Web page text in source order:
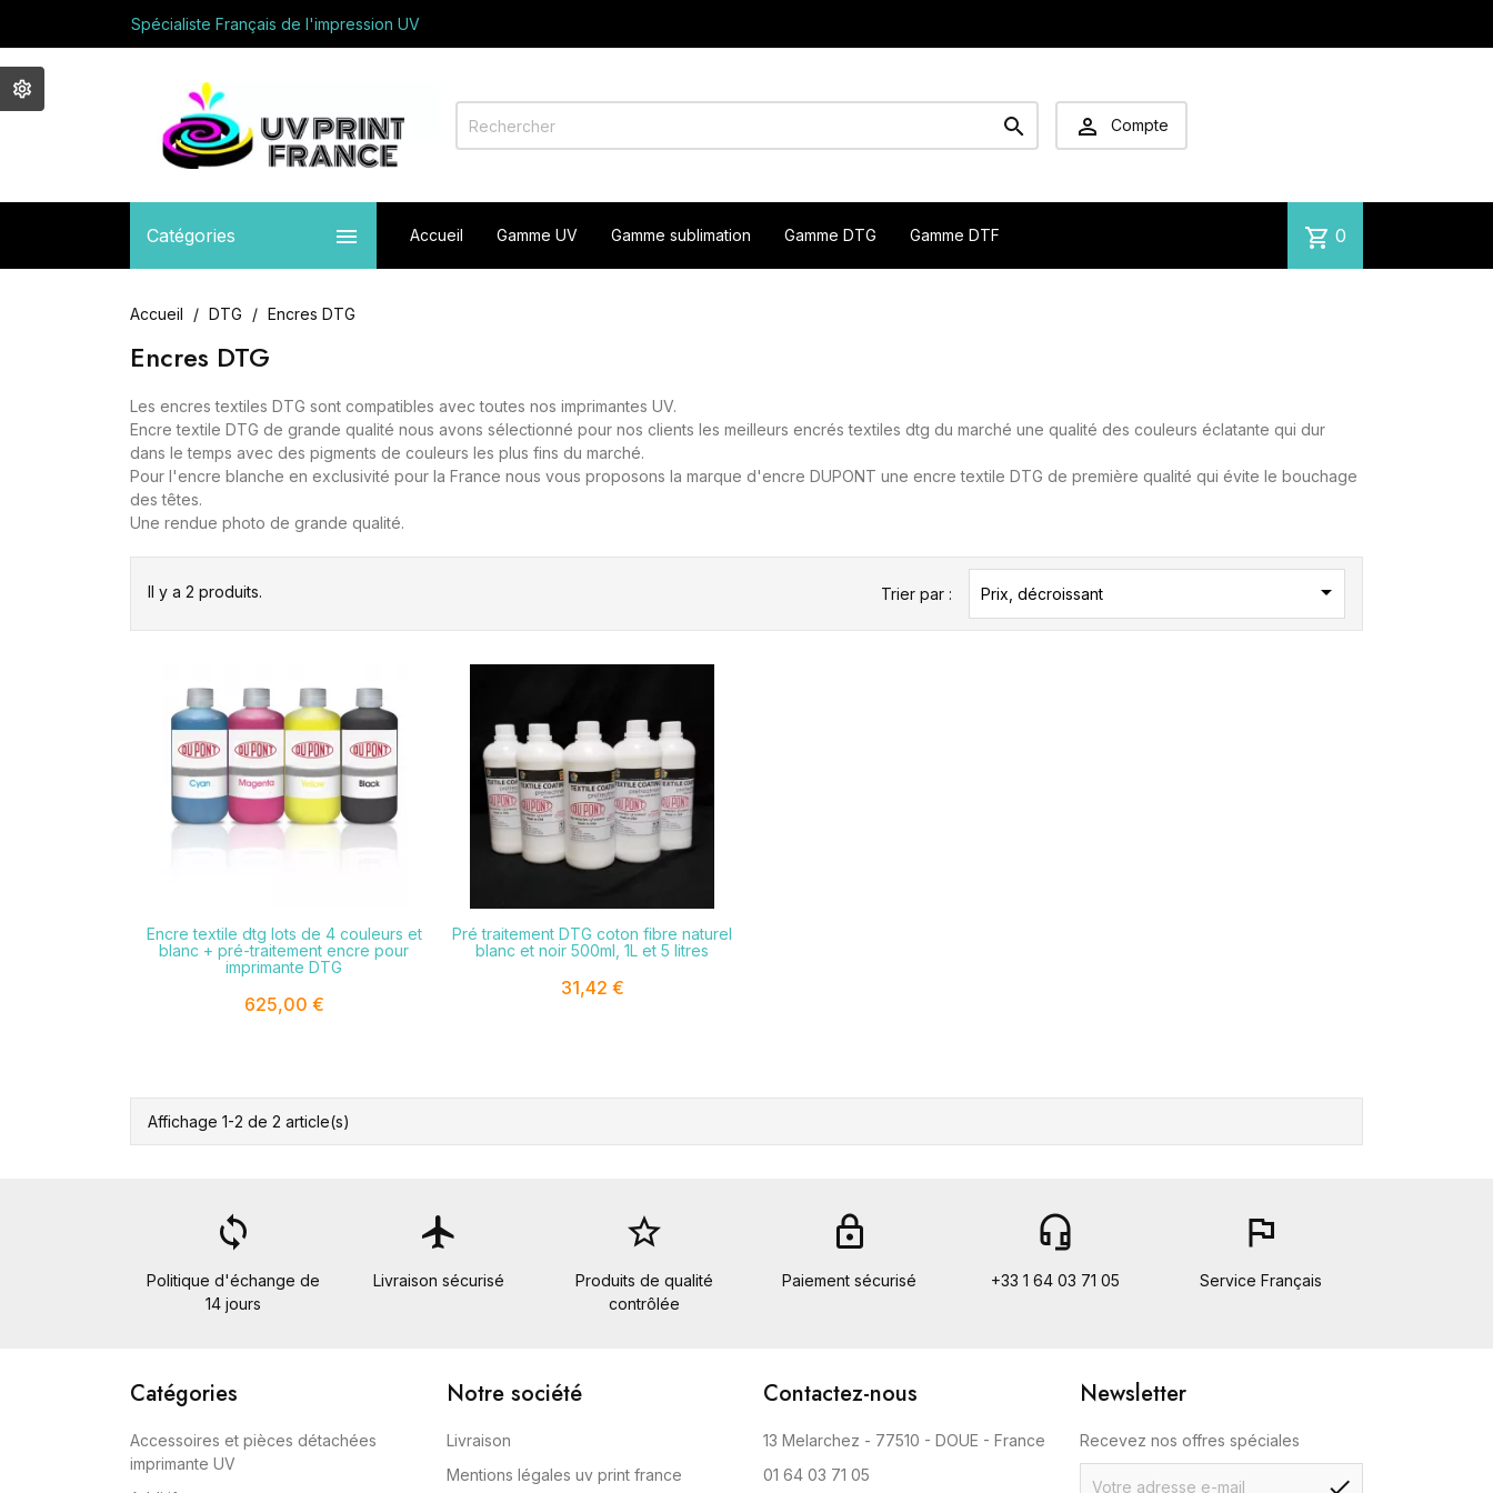
Spécialiste Français de l'impression UV
Avec vous depuis 2017
Bienvenue sur UV PRINT FRANCE
Spécialiste Français de l'impression UV
Avec vous depuis 2017
  Compte
Catégories  Accueil Gamme UV Gamme sublimation Gamme DTG Gamme DTF shopping_cart 0
Accueil DTG Encres DTG
Encres DTG
Les encres textiles DTG sont compatibles avec toutes nos imprimantes UV.
Encre textile DTG de grande qualité nous avons sélectionné pour nos clients les meilleurs encrés textiles dtg du marché une qualité des couleurs éclatante qui dur
dans le temps avec des pigments de couleurs les plus fins du marché.
Pour l'encre blanche en exclusivité pour la France nous vous proposons la marque d'encre DUPONT une encre textile DTG de première qualité qui évite le bouchage
des têtes.
Une rendue photo de grande qualité.
Il y a 2 produits. Trier par : Prix, décroissant 

Encre textile dtg lots de 4 couleurs et
blanc + pré-traitement encre pour
imprimante DTG
625,00 €

Pré traitement DTG coton fibre naturel
blanc et noir 500ml, 1L et 5 litres
31,42 €
Affichage 1-2 de 2 article(s)
loop
Politique d'échange de
14 jours
flight
Livraison sécurisé
star_border
Produits de qualité
contrôlée
lock
Paiement sécurisé
headset_mic
+33 1 64 03 71 05
flag
Service Français
Catégories
Accessoires et pièces détachées
imprimante UV
Notre société
Livraison
Mentions légales uv print france
Contactez-nous
13 Melarchez - 77510 - DOUE - France
01 64 03 71 05
Newsletter
Recevez nos offres spéciales